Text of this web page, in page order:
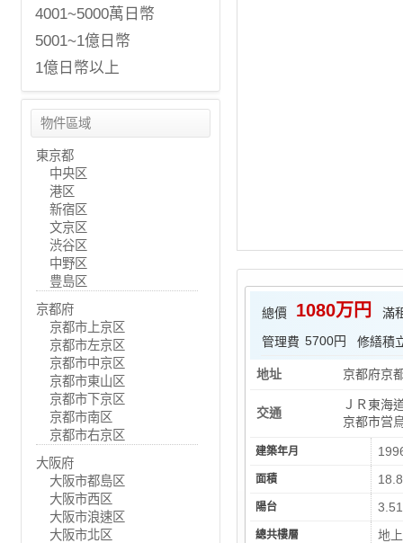
總價 1080万円
滿
管理費 5700円 修繕積
地址 京都府京
交通
ＪＲ東海
京都市営
建築年月
面積
陽台
總共樓層 地
4001~5000萬日幣
5001~1億日幣
1億日幣以上
物件區域
東京都
中央区
港区
新宿区
文京区
渋谷区
中野区
豊島区
京都府
京都市上京区
京都市左京区
京都市中京区
京都市東山区
京都市下京区
京都市南区
京都市右京区
大阪府
大阪市都島区
大阪市西区
大阪市浪速区
大阪市北区